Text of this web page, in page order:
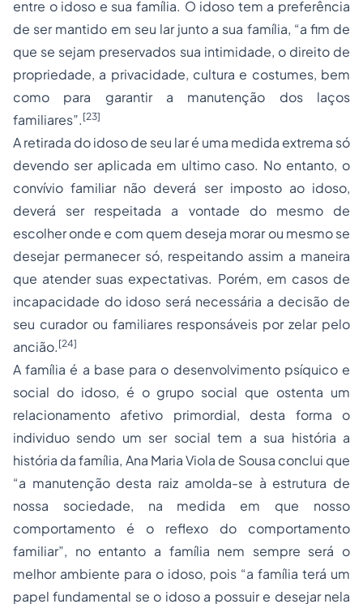
entre o idoso e sua família. O idoso tem a preferência
de ser mantido em seu lar junto a sua família, “a fim de
que se sejam preservados sua intimidade, o direito de
propriedade, a privacidade, cultura e costumes, bem
como para garantir a manutenção dos laços
familiares”. [23]
A retirada do idoso de seu lar é uma medida extrema só
devendo ser aplicada em ultimo caso. No entanto, o
convívio familiar não deverá ser imposto ao idoso,
deverá ser respeitada a vontade do mesmo de
escolher onde e com quem deseja morar ou mesmo se
desejar permanecer só, respeitando assim a maneira
que atender suas expectativas. Porém, em casos de
incapacidade do idoso será necessária a decisão de
seu curador ou familiares responsáveis por zelar pelo
ancião. [24]
A família é a base para o desenvolvimento psíquico e
social do idoso, é o grupo social que ostenta um
relacionamento afetivo primordial, desta forma o
individuo sendo um ser social tem a sua história a
história da família, Ana Maria Viola de Sousa conclui que
“a manutenção desta raiz amolda-se à estrutura de
nossa sociedade, na medida em que nosso
comportamento é o reflexo do comportamento
familiar”, no entanto a família nem sempre será o
melhor ambiente para o idoso, pois “a família terá um
papel fundamental se o idoso a possuir e desejar nela